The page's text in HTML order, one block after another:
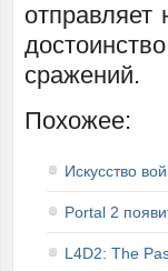
отправляет
сражений.
Похожее:
Искусство
Portal 2
L4D2: The